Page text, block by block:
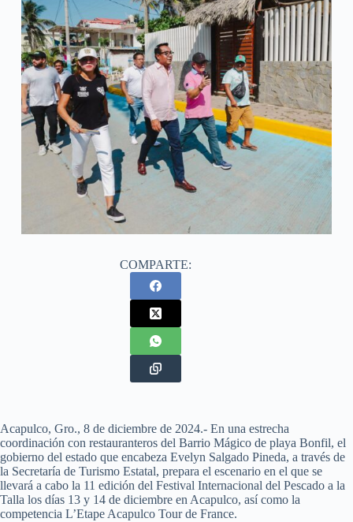
COMPARTE:
Acapulco, Gro., 8 de diciembre de 2024.- En una estrecha
coordinación con restauranteros del Barrio Mágico de playa Bonfil, el
gobierno del estado que encabeza Evelyn Salgado Pineda, a través de
la Secretaría de Turismo Estatal, prepara el escenario en el que se
llevará a cabo la 11 edición del Festival Internacional del Pescado a la
Talla los días 13 y 14 de diciembre en Acapulco, así como la
competencia L’Etape Acapulco Tour de France.